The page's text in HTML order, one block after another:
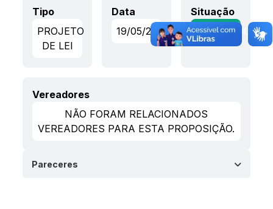
Tipo
PROJETO
DE LEI
Data
19/05/2026
Situação
APROVADO
Vereadores
NÃO FORAM RELACIONADOS
VEREADORES PARA ESTA PROPOSIÇÃO.
Pareceres